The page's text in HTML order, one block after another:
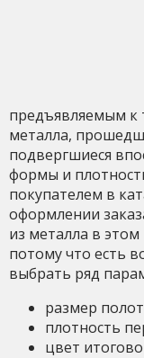
предъявляемым к
металла,
подвергшиеся
формы и
покупателем в
оформлении
из металла в
потому что есть
выбрать ряд
размер
плотность
цвет